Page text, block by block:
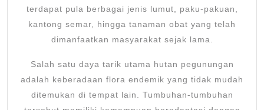
terdapat pula berbagai jenis lumut, paku-pakuan,
kantong semar, hingga tanaman obat yang telah
dimanfaatkan masyarakat sejak lama.
Salah satu daya tarik utama hutan pegunungan
adalah keberadaan flora endemik yang tidak mudah
ditemukan di tempat lain. Tumbuhan-tumbuhan